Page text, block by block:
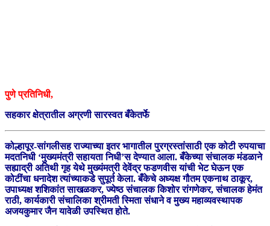
पुणे प्रतिनिधी,
सहकार क्षेत्रातील अग्रणी सारस्वत बँकेतर्फे
कोल्हापूर-सांगलीसह राज्याच्या इतर भागातील पुरग्रस्तांसाठी एक कोटी रुपयाचा
मदतनिधी ‘मुख्यमंत्री सहायता निधी’स देण्यात आला. बँकेच्या संचालक मंडळाने
सह्याद्री अतिथी गृह येथे मुख्यंमत्री देवेंद्र फडणवीस यांची भेट घेऊन एक
कोटींचा धनादेश त्यांच्याकडे सुपूर्त केला. बँकेचे अध्यक्ष गौतम एकनाथ ठाकूर,
उपाध्यक्ष शशिकांत साखळकर, ज्येष्ठ संचालक किशोर रांगणेकर, संचालक हेमंत
राठी, कार्यकारी संचालिका श्रीमती स्मिता संधाने व मुख्य महाव्यवस्थापक
अजयकुमार जैन यावेळी उपस्थित होते.